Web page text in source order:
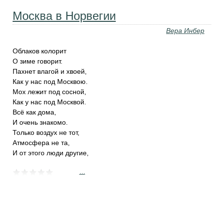
Москва в Норвегии
Вера Инбер
Облаков колорит
О зиме говорит.
Пахнет влагой и хвоей,
Как у нас под Москвою.
Мох лежит под сосной,
Как у нас под Москвой.
Всё как дома,
И очень знакомо.
Только воздух не тот,
Атмосфера не та,
И от этого люди другие,